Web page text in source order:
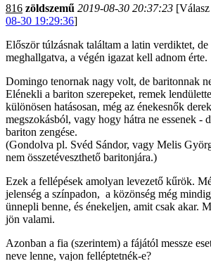
816 zöldszemű 2019-08-30 20:37:23 [Válasz
08-30 19:29:36]
Először túlzásnak találtam a latin verdiktet, de
meghallgatva, a végén igazat kell adnom érte.
Domingo tenornak nagy volt, de baritonnak
Elénekli a bariton szerepeket, remek
különösen hatásosan, még az énekesnők
megszokásból, vagy hogy hátra ne essenek -
bariton zengése.
(Gondolva pl. Svéd Sándor, vagy Melis
nem összetéveszthető baritonjára.)
Ezek a fellépések amolyan levezető kűrök.
jelenség a színpadon, a közönség még
ünnepli benne, és énekeljen, amit csak akar.
jön valami.
Azonban a fia (szerintem) a fájától messze
neve lenne, vajon felléptetnék-e?